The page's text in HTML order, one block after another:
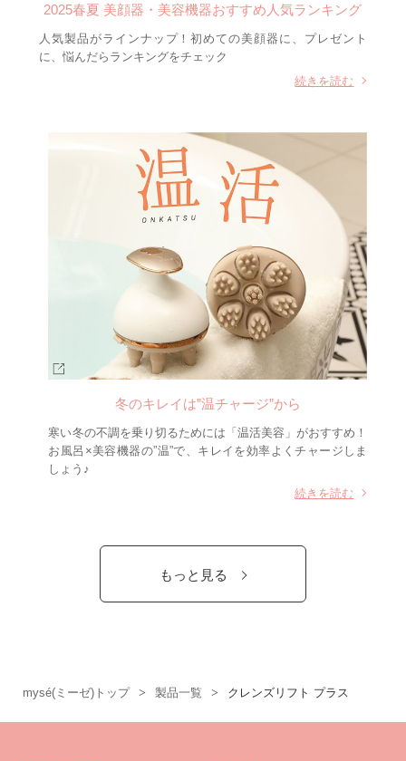
2025春夏 美顔器・美容機器おすすめ人気ランキング
人気製品がラインナップ！初めての美顔器に、プレゼント
に、悩んだらランキングをチェック
続きを読む
冬のキレイは”温チャージ”から
寒い冬の不調を乗り切るためには「温活美容」がおすすめ！
お風呂×美容機器の”温”で、キレイを効率よくチャージしま
しょう♪
続きを読む
もっと見る
mysé(ミーゼ)トップ 製品一覧 クレンズリフト プラス